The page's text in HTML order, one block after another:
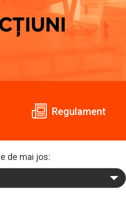
Regulament
de mai jos: